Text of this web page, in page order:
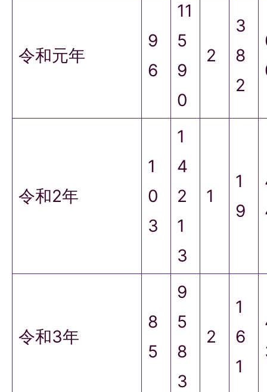
令和元年
9
6
11
5
9
0
2
3
8
2
令和2年
1
0
3
1
4
2
1
3
1
1
9
令和3年
8
5
9
5
8
3
2
1
6
1